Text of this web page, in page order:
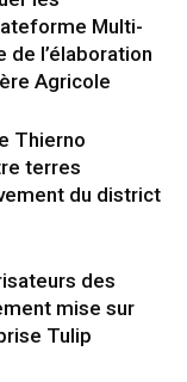
Multi-
de l’élaboration
Agricole
Thierno
terres
du district
des
mise sur
Tulip